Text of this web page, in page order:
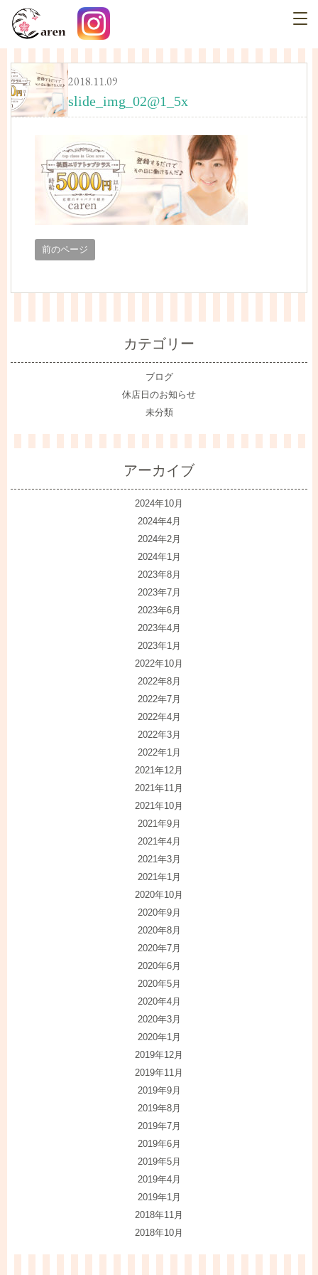
2018.11.09
slide_img_02@1_5x
前のページ
カテゴリー
ブログ
休店日のお知らせ
未分類
アーカイブ
2024年10月
2024年4月
2024年2月
2024年1月
2023年8月
2023年7月
2023年6月
2023年4月
2023年1月
2022年10月
2022年8月
2022年7月
2022年4月
2022年3月
2022年1月
2021年12月
2021年11月
2021年10月
2021年9月
2021年4月
2021年3月
2021年1月
2020年10月
2020年9月
2020年8月
2020年7月
2020年6月
2020年5月
2020年4月
2020年3月
2020年1月
2019年12月
2019年11月
2019年9月
2019年8月
2019年7月
2019年6月
2019年5月
2019年4月
2019年1月
2018年11月
2018年10月